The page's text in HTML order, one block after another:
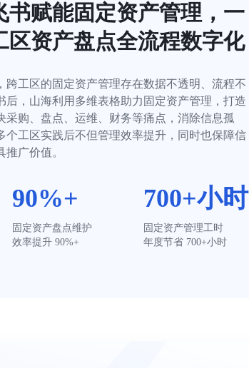
书赋能固定资产管理，一
区资产盘点全流程数字化
跨工区的固定资产管理存在数据不透明、流程不
后，山海利用多维表格助力固定资产管理，打造
采购、盘点、运维、财务等痛点，消除信息孤
个工区实践后不但管理效率提升，同时也保障信
广价值。
90%+
固定资产盘点维护
效率提升 90%+
700+小时
固定资产管理工时
年度节省 700+小时